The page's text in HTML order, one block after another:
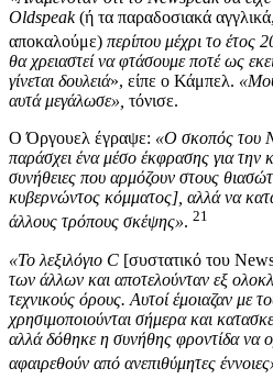
Oldspeak(ή τα παραδοσιακά
αποκαλούμε) περίπου μέχρι το έτος
θα χρειαστεί να φτάσουμε ποτέ ως
γίνεται δουλειά», είπε ο Κάμπελ.
αυτά μεγάλωσε», τόνισε.
Ο Όργουελ έγραψε: «Ο σκοπός του
παράσχει ένα μέσο έκφρασης για την
συνήθειες που αρμόζουν στους
κυβερνώντος κόμματος], αλλά να
άλλους τρόπους σκέψης». 21
«Το λεξιλόγιο C [συστατικό του
των άλλων και αποτελούνταν εξ
τεχνικούς όρους. Αυτοί έμοιαζαν με
χρησιμοποιούνται σήμερα και
αλλά δόθηκε η συνήθης φροντίδα να
αφαιρεθούν από ανεπιθύμητες